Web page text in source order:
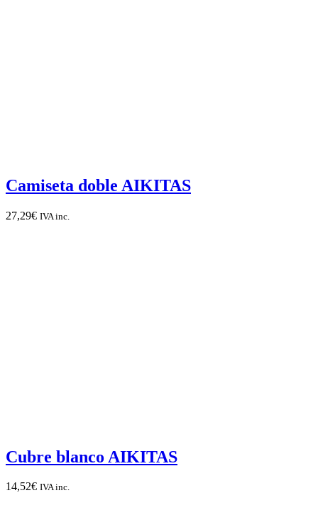
Camiseta doble AIKITAS
27,29€ IVA inc.
Cubre blanco AIKITAS
14,52€ IVA inc.